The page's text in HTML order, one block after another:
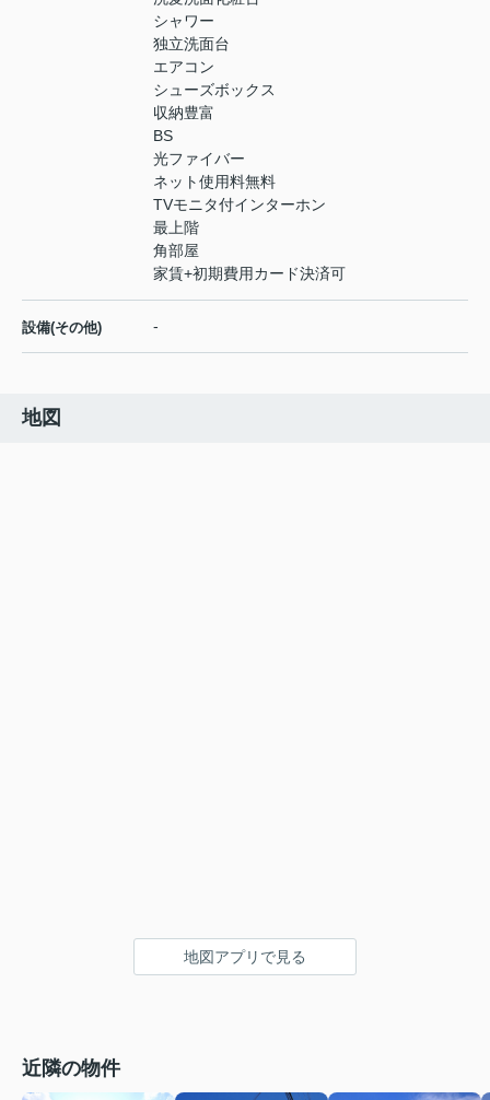
シャワー
独立洗面台
エアコン
シューズボックス
収納豊富
BS
光ファイバー
ネット使用料無料
TVモニタ付インターホン
最上階
角部屋
家賃+初期費用カード決済可
設備(その他) -
地図
地図アプリで見る
近隣の物件